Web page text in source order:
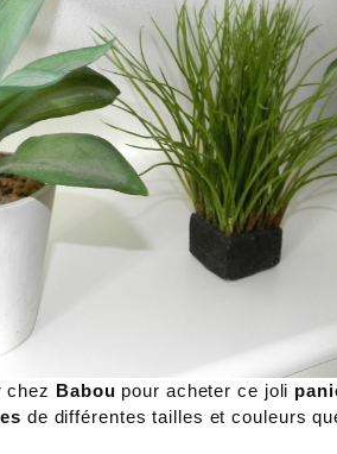
chez Babou pour acheter ce joli
de différentes tailles et couleurs